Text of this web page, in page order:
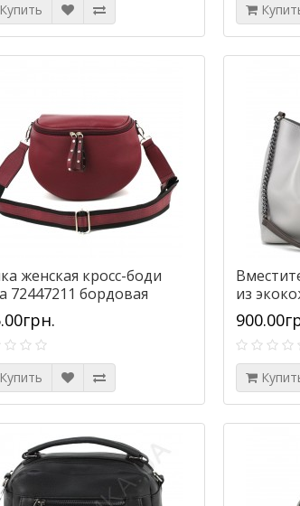
Купить
женская кросс-боди
72447211 бордовая
Купить
из
серая